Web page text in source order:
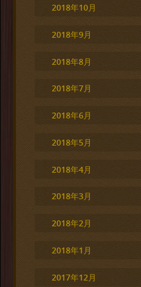
2018年10月
2018年9月
2018年8月
2018年7月
2018年6月
2018年5月
2018年4月
2018年3月
2018年2月
2018年1月
2017年12月